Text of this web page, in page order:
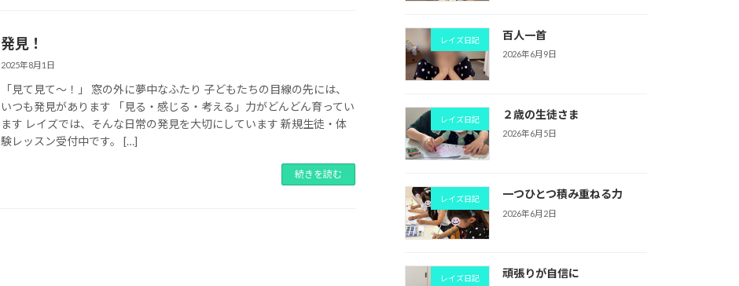
発見！
2025年8月1日
「見て見て〜！」 窓の外に夢中なふたり 子どもたちの目線の先には、
いつも発見があります 「見る・感じる・考える」力がどんどん育ってい
ます レイズでは、そんな日常の発見を大切にしています 新規生徒・体
験レッスン受付中です。 […]
続きを読む
レイズ日記 百人一首
2026年6月9日
レイズ日記 ２歳の生徒さま
2026年6月5日
レイズ日記 一つひとつ積み重ねる力
2026年6月2日
レイズ日記 頑張りが自信に